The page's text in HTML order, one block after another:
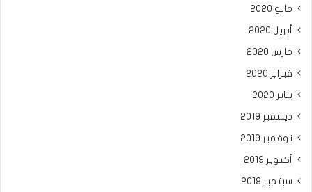
مايو 2020
أبريل 2020
مارس 2020
فبراير 2020
يناير 2020
ديسمبر 2019
نوفمبر 2019
أكتوبر 2019
سبتمبر 2019